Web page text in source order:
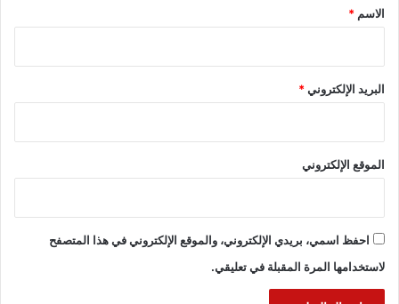
*
الاسم *
البريد الإلكتروني*
الموقع الإلكتروني
احفظ اسمي، بريدي الإلكتروني، والموقع الإلكتروني في هذا المتصفح
لاستخدامها المرة المقبلة في تعليقي.